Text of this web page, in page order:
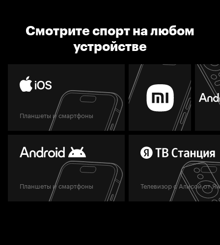
Смотрите спорт на любом
устройстве
Планшеты и смартфоны
Планшеты и смартфоны Телевизор с Алисой от